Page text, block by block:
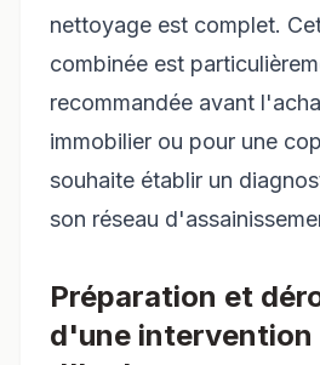
nettoyage est complet.
combinée est
recommandée avant
immobilier ou pour une
souhaite établir un
son réseau
Préparation et
d'une intervention